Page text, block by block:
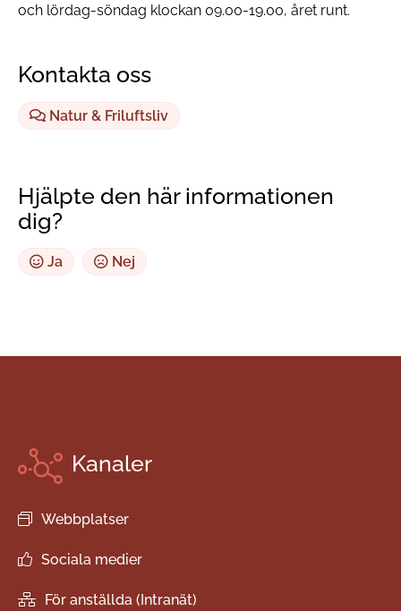
och lördag-söndag klockan 09.00-19.00, året runt.
Kontakta oss
Natur & Friluftsliv
Hjälpte den här informationen
dig?
Ja Nej
Kanaler
Webbplatser
Sociala medier
För anställda (Intranät)